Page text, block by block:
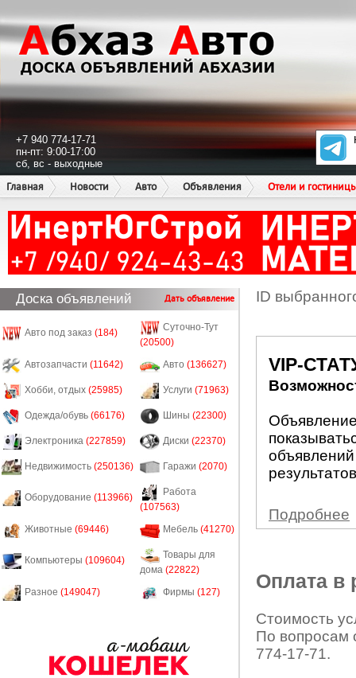
+7 940 774-17-71
пн-пт: 9:00-17:00
сб, вс - выходные
Главная
Новости Авто Объявления Отели и
Доска объявлений Дать объявление
Авто под заказ (184)
Суточно-Тут
(20500)
Автозапчасти (11642) Авто (136627)
Хобби, отдых (25985) Услуги (71963)
Одежда/обувь (66176) Шины (22300)
Электроника (227859) Диски (22370)
Недвижимость (250136) Гаражи (2070)
Оборудование (113966)
Работа
(107563)
Животные (69446) Мебель (41270)
Компьютеры (109604)
Товары для
дома (22822)
Разное (149047) Фирмы (127)
ID
VIP-
Подробнее
Оплата в
Стоимость
По вопросам
774-17-71.